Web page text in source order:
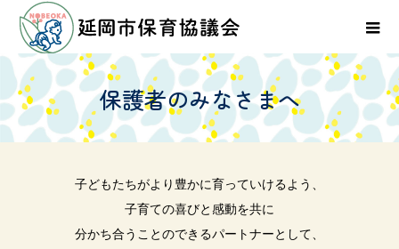
保護者のみなさまへ
子どもたちがより豊かに育っていけるよう、
子育ての喜びと感動を共に
分かち合うことのできるパートナーとして、